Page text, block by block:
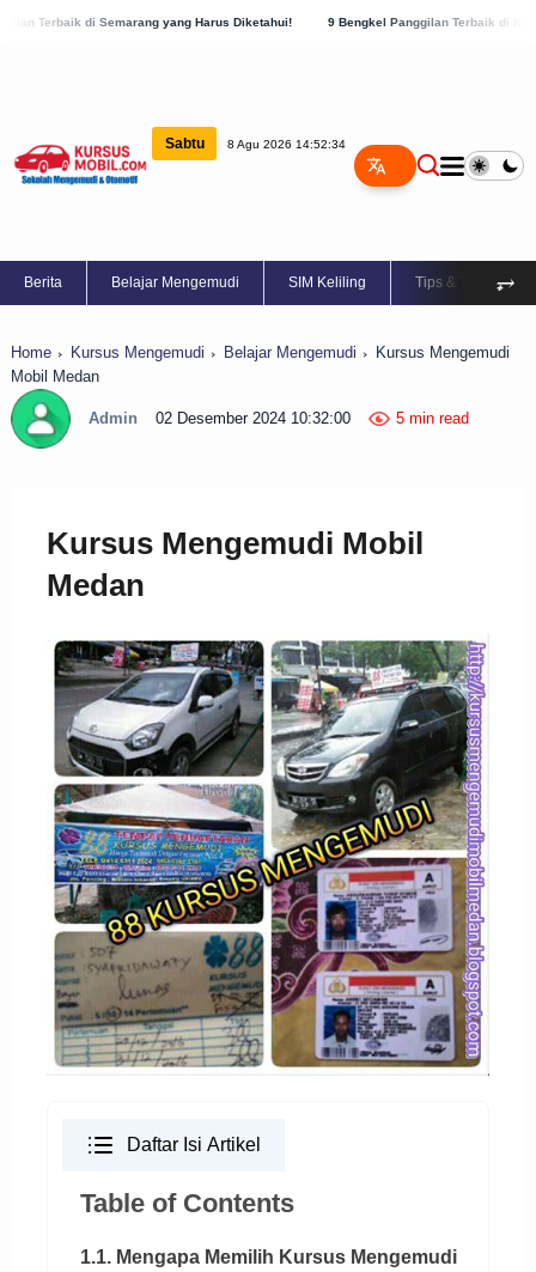
yang Harus Diketahui! 9 Bengkel Panggilan Terbaik di Kabupaten Semarang,
Sabtu 8 Agu 2026 14:52:34
Berita Belajar Mengemudi SIM Keliling Tips & Trik ⥅
Home Kursus Mengemudi Belajar Mengemudi
Kursus Mengemudi
Mobil Medan
Admin 02 Desember 2024 10:32:00 5 min read
Kursus Mengemudi Mobil
Medan
Daftar Isi Artikel
Table of Contents
1.1. Mengapa Memilih Kursus Mengemudi